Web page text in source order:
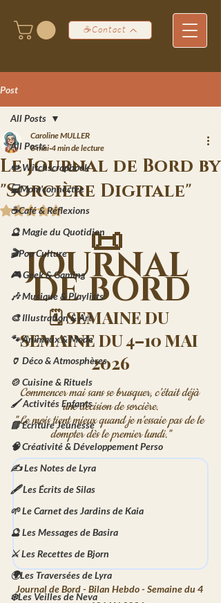
☕Contact
Post
All Posts
✏️ Witchscrapbook
💻Mom'connectée
☕Café & Réflexions
🔮 Magie du Quotidien
🎬Pop Culture
🎮 Geek & Gaming
🎶 Musique & Playlists
🎨 Illustration & Art
🐾 Animaux & Mode
🏺 Déco & Atmosphères
🍲 Cuisine & Rituels
🖌️ Activités Enfants
📘 Écriture Jeunesse
🧠 Créativité & Développement Perso
✍️ Les Notes de Lyra
🖋️ Les Écrits de Silas
🌱 Le Carnet des Jardins de Kaia
🔮 Les Messages de Basira
⚔️ Les Recettes de Bjorn
🌍Les Traversées de Lyra
❄️Les Veilles de Neva
All Posts
Le Journal de Bord by
"Sorcière Digitale"
Caroline MULLER
8 mai 4 min de lecture
Noté NaN étoiles sur 5.
📜
JOURNAL
DE BORD
🗓️ SEMAINE DU
SEMAINE DU 4–10 MAI
2026
Commencer mai sans se brusquer, c’était déjà
une décision de sorcière.
"Le mois tient mieux quand je n’essaie pas de le
dompter dès le premier lundi."
Journal de Bord - Bilan Hebdo - Semaine du 4